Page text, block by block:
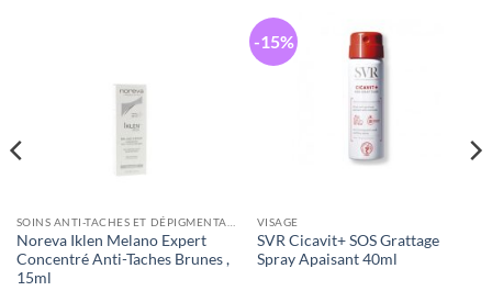
Noreva Iklen Melano Expert
Concentré Anti-Taches Brunes ,
15ml
-15%
VISAGE
SVR Cicavit+ SOS Grattage
Spray Apaisant 40ml